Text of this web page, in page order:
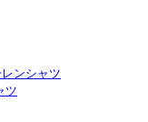
ンシャツ
ツ